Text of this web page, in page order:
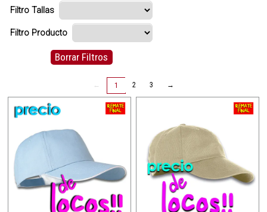
Filtro Tallas
Filtro Producto
Borrar Filtros
← 1 2 3 →